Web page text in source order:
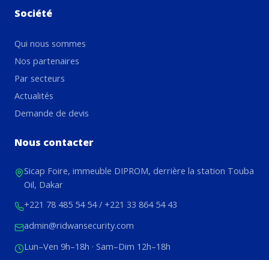
Société
Qui nous sommes
Nos partenaires
Par secteurs
Actualités
Demande de devis
Nous contacter
Sicap Foire, immeuble DIPROM, derrière la station Touba
Oil, Dakar
+221 78 485 54 54/ +221 33 864 54 43
admin@ridwansecurity.com
Lun–Ven 9h–18h · Sam–Dim 12h–18h